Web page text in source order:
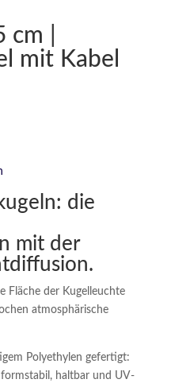
|
mit Kabel
die
mit der
Fläche der Kugelleuchte
atmosphärische
Polyethylen gefertigt:
haltbar und UV-